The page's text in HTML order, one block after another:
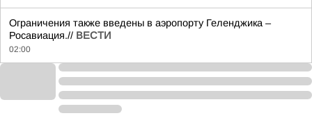
Ограничения также введены в аэропорту Геленджика –
Росавиация.// ВЕСТИ
02:00